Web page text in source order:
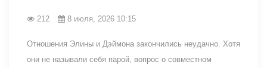
212 8 июля, 2026 10:15
Отношения Элины и Дэймона закончились неудачно. Хотя
они не называли себя парой, вопрос о совместном